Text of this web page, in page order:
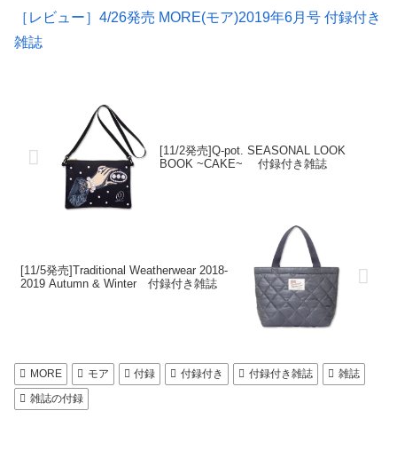
［レビュー］4/26発売 MORE(モア)2019年6月号 付録付き
雑誌
[11/2発売]Q-pot. SEASONAL LOOK
BOOK ~CAKE~ 付録付き雑誌
[11/5発売]Traditional Weatherwear 2018-
2019 Autumn & Winter 付録付き雑誌
MORE モア 付録 付録付き 付録付き雑誌
雑誌
雑誌の付録